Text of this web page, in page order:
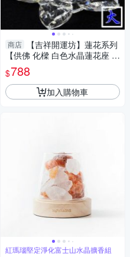
商店
【吉祥開運坊】蓮花系列
【供佛 化樑 白色水晶蓮花座 大
型】開光 擇日
$788
加入購物車
紅瑪瑙堅定淨化富士山水晶擴香組